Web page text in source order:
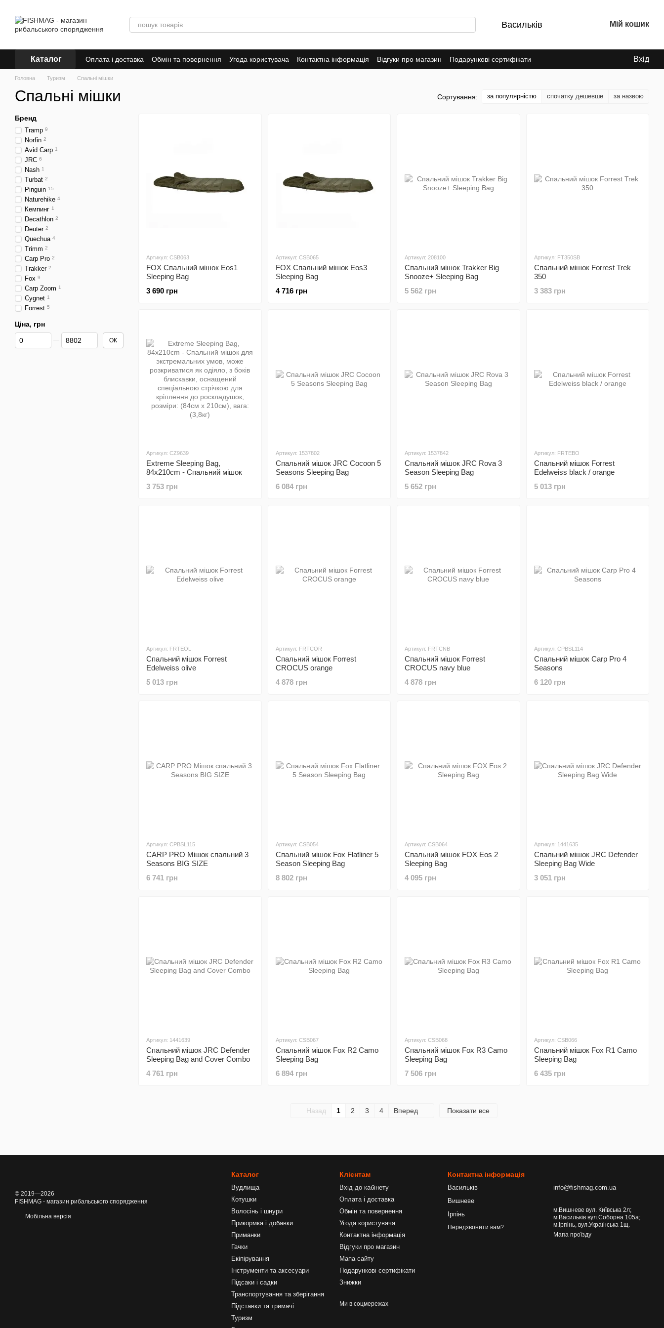
Васильків Мій кошик
Каталог Оплата і доставка Обмін та повернення Угода користувача Контактна інформація Відгуки про магазин
Подарункові сертифікати
Знижки
Вхід
Головна Туризм Спальні мішки
Спальні мішки Сортування: за популярністю спочатку дешевше за назвою
Артикул: CSB063
FOX Спальний мішок Eos1
Sleeping Bag
3 690 грн
Артикул: CSB065
FOX Спальний мішок Eos3
Sleeping Bag
4 716 грн
Артикул: 208100
Спальний мішок Trakker Big
Snooze+ Sleeping Bag
5 562 грн
Артикул: FT350SB
Спальний мішок Forrest Trek
350
3 383 грн
Артикул: CZ9639
Extreme Sleeping Bag,
84x210cm - Спальний мішок
розкриватися як одіяло, з боків
3 753 грн
Артикул: 1537802
Спальний мішок JRC Cocoon 5
Seasons Sleeping Bag
6 084 грн
Артикул: 1537842
Спальний мішок JRC Rova 3
Season Sleeping Bag
5 652 грн
Артикул: FRTEBO
Спальний мішок Forrest
Edelweiss black / orange
5 013 грн
Артикул: FRTEOL
Спальний мішок Forrest
Edelweiss olive
5 013 грн
Артикул: FRTCOR
Спальний мішок Forrest
CROCUS orange
4 878 грн
Артикул: FRTCNB
Спальний мішок Forrest
CROCUS navy blue
4 878 грн
Артикул: CPBSL114
Спальний мішок Carp Pro 4
Seasons
6 120 грн
Артикул: CPBSL115
CARP PRO Мiшок спальний 3
Seasons BIG SIZE
6 741 грн
Артикул: CSB054
Спальний мішок Fox Flatliner 5
Season Sleeping Bag
8 802 грн
Артикул: CSB064
Спальний мішок FOX Eos 2
Sleeping Bag
4 095 грн
Артикул: 1441635
Спальний мішок JRC Defender
Sleeping Bag Wide
3 051 грн
Артикул: 1441639
Спальний мішок JRC Defender
Sleeping Bag and Cover Combo
4 761 грн
Артикул: CSB067
Спальний мішок Fox R2 Camo
Sleeping Bag
6 894 грн
Артикул: CSB068
Спальний мішок Fox R3 Camo
Sleeping Bag
7 506 грн
Артикул: CSB066
Спальний мішок Fox R1 Camo
Sleeping Bag
6 435 грн
Назад 1 2 3 4 Вперед Показати все
Бренд
Tramp 9
Norfin 2
Avid Carp 1
JRC 6
Nash 1
Turbat 2
Pinguin 15
Naturehike 4
Кемпинг 1
Decathlon 2
Deuter 2
Quechua 4
Trimm 2
Carp Pro 2
Trakker 2
Fox 9
Carp Zoom 1
Cygnet 1
Forrest 5
Ціна, грн
Від Ціна, грн
До Ціна, грн ОК
© 2019—2026
FISHMAG - магазин рибальського спорядження
Мобільна версія
Каталог
Вудлища
Котушки
Волосінь і шнури
Прикормка і добавки
Приманки
Гачки
Екіпірування
Інструменти та аксесуари
Підсаки і садки
Транспортування та зберігання
Підставки та тримачі
Туризм
Клієнтам
Вхід до кабінету
Оплата і доставка
Обмін та повернення
Угода користувача
Контактна інформація
Відгуки про магазин
Мапа сайту
Подарункові сертифікати
Знижки
Ми в соцмережах
Контактна інформація
Васильків
Вишневе
Ірпінь
Передзвонити вам?
info@fishmag.com.ua
м.Вишневе вул. Київська 2л;
м.Васильків вул.Соборна 105а;
м.Ірпінь, вул.Українська 1щ.
Мапа проїзду